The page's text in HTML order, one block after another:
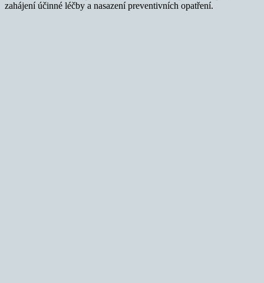
zahájení účinné léčby a nasazení preventivních opatření.